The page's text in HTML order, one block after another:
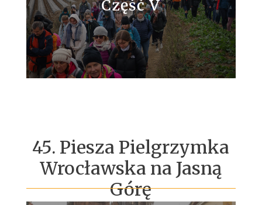
Część V
45. Piesza Pielgrzymka
Wrocławska na Jasną
Górę